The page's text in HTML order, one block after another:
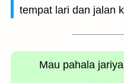
tempat lari dan jalan
Mau pahala